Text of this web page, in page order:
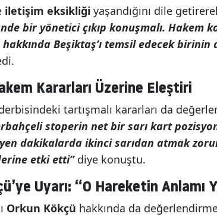
iletişim eksikliği yaşandığını dile
bir yönetici çıkıp konuşmalı. Hakem
Beşiktaş’ı temsil edecek birinin
Kararları Üzerine Eleştiri
tartışmalı kararları da
stoperin net bir sarı kart
dakikalarda ikinci sarıdan atmak
etki etti” diye konuştu.
Uyarı: “O Hareketin Anlamı
Orkun Kökçü hakkında da